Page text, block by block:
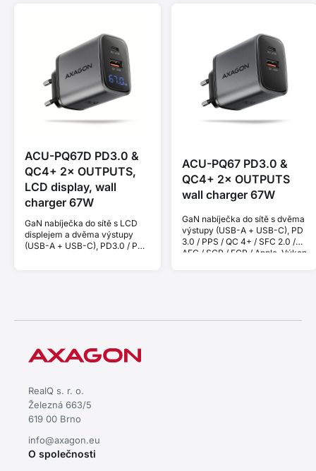
ACU-PQ67D PD3.0 &
QC4+ 2× OUTPUTS,
LCD display, wall
charger 67W
GaN nabíječka do sítě s LCD
displejem a dvěma výstupy
(USB-A + USB-C), PD3.0 / PPS
ACU-PQ67 PD3.0 &
QC4+ 2× OUTPUTS
wall charger 67W
GaN nabíječka do sítě s dvěma
výstupy (USB-A + USB-C), PD
3.0 / PPS / QC 4+ / SFC 2.0 /
AFC / SCP / FCP / Apple. Výkon
RealQ s. r. o.
Železná 663/5
619 00 Brno
info@axagon.eu
O společnosti